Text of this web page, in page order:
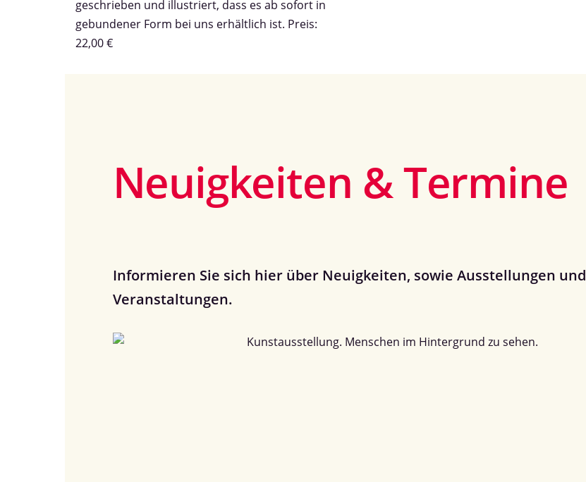
geschrieben und illustriert, dass es ab sofort in
gebundener Form bei uns erhältlich ist. Preis:
22,00 €
Neuigkeiten & Termine
Informieren Sie sich hier über Neuigkeiten, sowie Ausstellungen und
Veranstaltungen.